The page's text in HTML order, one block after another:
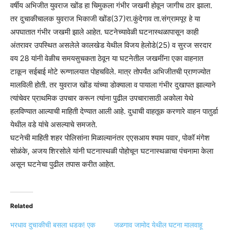
वर्षीय अभिजीत युवराज खोंड हा चिमुकला गंभीर जखमी होवून जागीच ठार झाला.
तर दुचाकीचालक युवराज भिकाजी खोंड(37)रा.कुंदेगाव ता.संग्रामपूर हे या
अपघातात गंभीर जखमी झाले आहेत. घटनेच्यावेळी घटनास्थळापासून काही
अंतरावर उपस्थित असलेले कालखेड येथील विजय हेलोडे(25) व सुरज सरदार
वय 28 यांनी वेळीच समयसुचकता ठेवून या घटनेतील जखमींना एका वाहनात
टाकून सईबाई मोटे रूग्णालयात पोहचविले. मात्र तोपर्यंत अभिजीतची प्राणज्योत
मालविली होती. तर युवराज खोंड यांच्या डोक्याला व पायाला गंभीर दुखापत झाल्याने
त्यांचेवर प्राथमिक उपचार करून त्यांना पुढील उपचारासाठी अकोला येथे
हलविण्यात आल्याची माहिती देण्यात आली आहे. दुधाची वाहतूक करणारे वाहन पातुर्डा
येथील वडे यांचे असल्याचे समजते.
घटनेची माहिती शहर पोलिसांना मिळाल्यानंतर एएसआय श्याम पवार, पोकॉ मंगेश
सोळंके, अजय शिरसोले यांनी घटनास्थळी पोहोचून घटनास्थळाचा पंचनामा केला
असून घटनेचा पुढील तपास करीत आहेत.
Related
भरधाव दुचाकीची बसला धडक! एक
जळगाव जामोद येथील घटना मालवाहू